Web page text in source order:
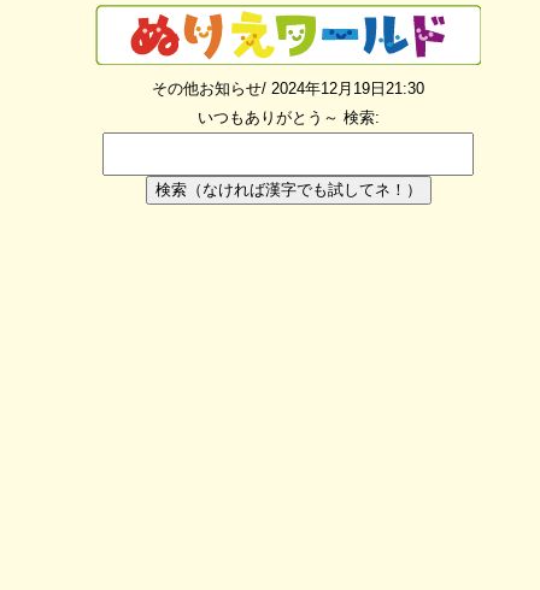
その他お知らせ/ 2024年12月19日21:30
いつもありがとう～ 検索:
検索（なければ漢字でも試してネ！）